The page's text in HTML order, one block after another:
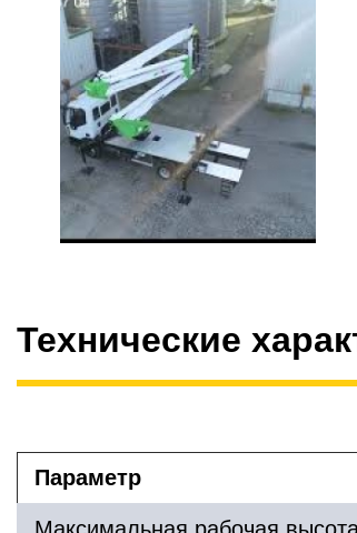
Технические
Параметр